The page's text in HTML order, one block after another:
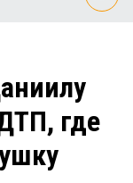
где